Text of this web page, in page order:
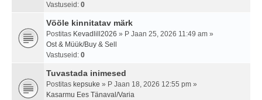
Vastuseid: 0
Vööle kinnitatav märk
Postitas Kevadlill2026 » P Jaan 25, 2026 11:49 am »
Ost & Müük/Buy & Sell
Vastuseid: 0
Tuvastada inimesed
Postitas kepsuke » P Jaan 18, 2026 12:55 pm »
Kasarmu Ees Tänaval/Varia